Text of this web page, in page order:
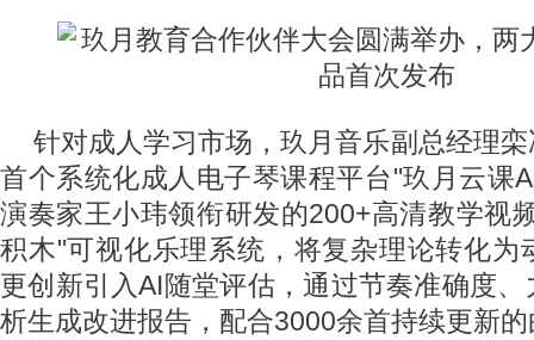
针对成人学习市场，玖月音乐副总经理
首个系统化成人电子琴课程平台"玖月云课
演奏家王小玮领衔研发的200+高清教学视
积木"可视化乐理系统，将复杂理论转化为
更创新引入AI随堂评估，通过节奏准确度
析生成改进报告，配合3000余首持续更新